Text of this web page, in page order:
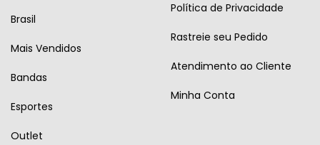
Brasil
Mais Vendidos
Bandas
Esportes
Outlet
Política de Privacidade
Rastreie seu Pedido
Atendimento ao Cliente
Minha Conta